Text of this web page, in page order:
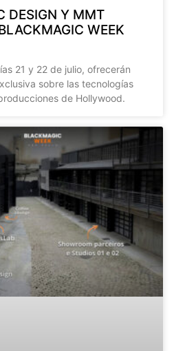
DESIGN Y MMT
WEEK
21 y 22 de julio, ofrecerán
sobre las tecnologías
de Hollywood.